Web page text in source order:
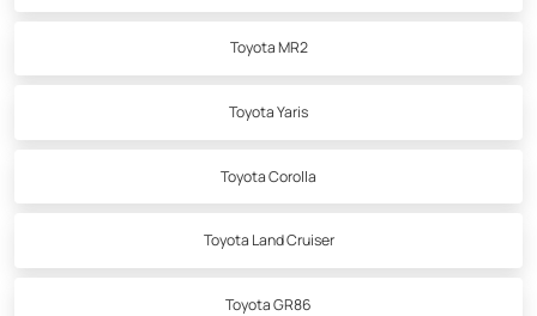
Toyota MR2
Toyota Yaris
Toyota Corolla
Toyota Land Cruiser
Toyota GR86